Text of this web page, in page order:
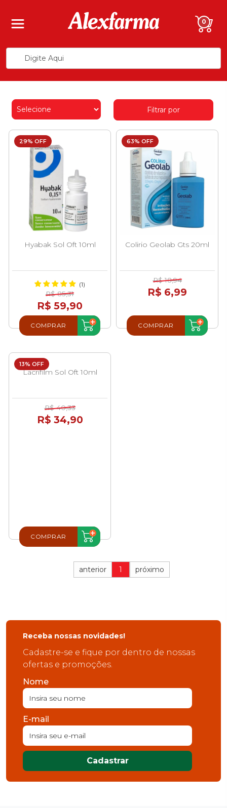
0
Filtrar por
29% OFF
Hyabak Sol Oft 10ml
(1)
R$ 85,31
R$ 59,90
COMPRAR
63% OFF
Colirio Geolab Gts 20ml
R$ 18,94
R$ 6,99
COMPRAR
13% OFF
Lacrifilm Sol Oft 10ml
R$ 40,33
R$ 34,90
COMPRAR
anterior 1 próximo
Receba nossas novidades!
Cadastre-se e fique por dentro de nossas
ofertas e promoções.
Nome
E-mail
Cadastrar